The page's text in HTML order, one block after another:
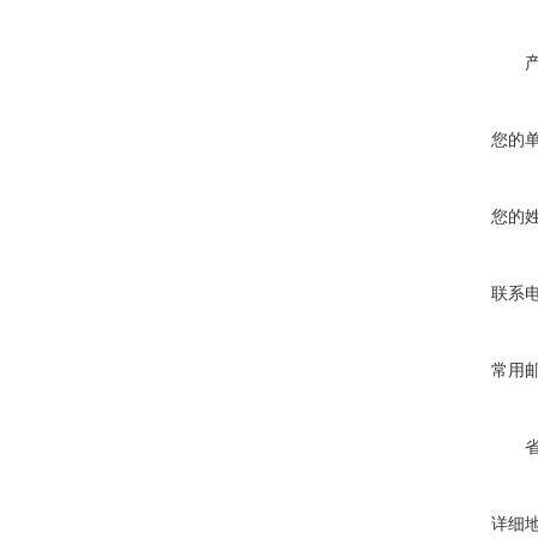
您的
您的
联系
常用
详细